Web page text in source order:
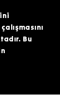
İYİ FIRSATLARI
Bu